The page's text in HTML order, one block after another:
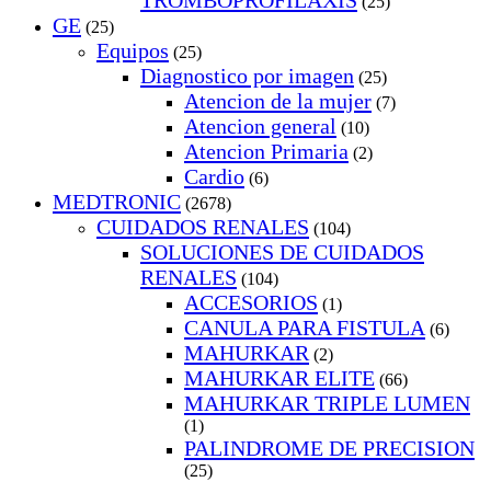
GE (25)
Equipos (25)
Diagnostico por imagen (25)
Atencion de la mujer (7)
Atencion general (10)
Atencion Primaria (2)
Cardio (6)
MEDTRONIC (2678)
CUIDADOS RENALES (104)
SOLUCIONES DE CUIDADOS
RENALES (104)
ACCESORIOS (1)
CANULA PARA FISTULA (6)
MAHURKAR (2)
MAHURKAR ELITE (66)
MAHURKAR TRIPLE LUMEN
(1)
PALINDROME DE PRECISION
(25)